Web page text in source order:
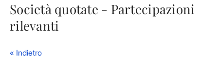
Società quotate - Partecipazioni
rilevanti
« Indietro